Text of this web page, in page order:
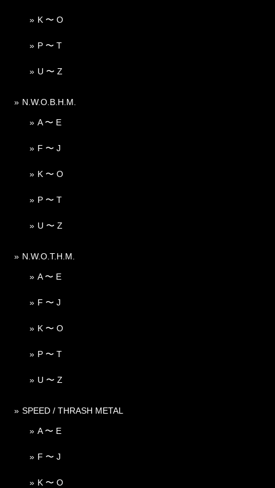
K 〜 O
P 〜 T
U 〜 Z
N.W.O.B.H.M.
A 〜 E
F 〜 J
K 〜 O
P 〜 T
U 〜 Z
N.W.O.T.H.M.
A 〜 E
F 〜 J
K 〜 O
P 〜 T
U 〜 Z
SPEED / THRASH METAL
A 〜 E
F 〜 J
K 〜 O